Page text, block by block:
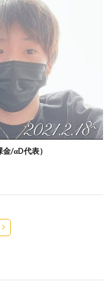
/αD代表）